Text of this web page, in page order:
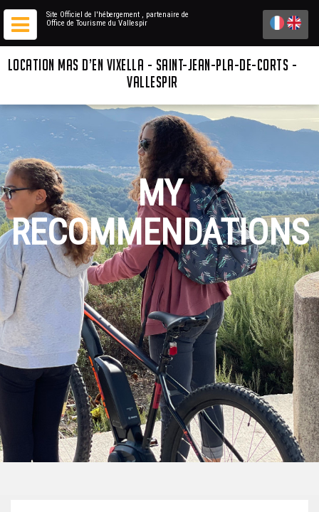
Site Officiel de l'hébergement , partenaire de
Office de Tourisme du Vallespir
LOCATION MAS D’EN VIXELLA - SAINT-JEAN-PLA-DE-CORTS -
VALLESPIR
MY
RECOMMENDATIONS